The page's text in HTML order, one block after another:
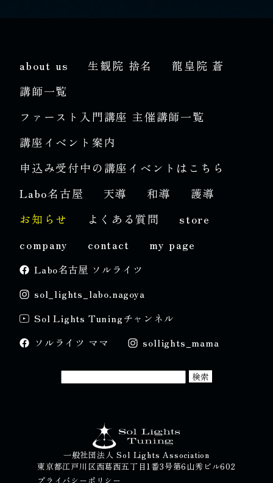
about us 生観院 捨名
龍皇院 蒼
講師一覧
ファースト入門講座 主催講師一覧
講座イベント案内
申込み受付中の講座イベントはこちら
Labo名古屋
天導 和導
護導
お知らせ
よくある質問
store
company
contact my page
Labo名古屋 ソルライツ
sol_lights_labo.nagoya
Sol Lights Tuningチャンネル
ソルライツ ママ
sollights_mama
一般社団法人 Sol Lights Association
東京都江戸川区西葛西五丁目1番3号第6山秀ビル602
プライバシーポリシー